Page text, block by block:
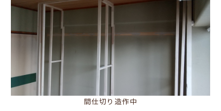
間仕切り造作中